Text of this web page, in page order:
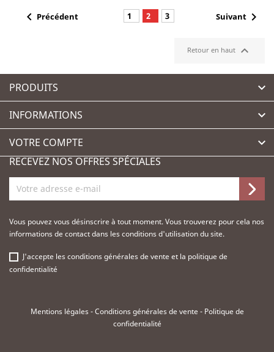
 Précédent 1 2 3 Suivant 
Retour en haut 
PRODUITS 
INFORMATIONS 
VOTRE COMPTE 
RECEVEZ NOS OFFRES SPÉCIALES
Vous pouvez vous désinscrire à tout moment. Vous trouverez pour cela nos
informations de contact dans les conditions d'utilisation du site.
J'accepte lesconditions générales de vente et la politique de
confidentialité
Mentions légales-Conditions générales de vente - Politique de
confidentialité